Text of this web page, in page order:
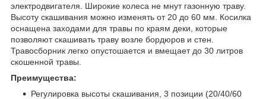
электродвигателя. Широкие колеса не мнут газонную траву.
Высоту скашивания можно изменять от 20 до 60 мм. Косилка
оснащена заходами для травы по краям деки, которые
позволяют скашивать траву возле бордюров и стен.
Травосборник легко опустошается и вмещает до 30 литров
скошенной травы.
Преимущества:
Регулировка высоты скашивания, 3 позиции (20/40/60